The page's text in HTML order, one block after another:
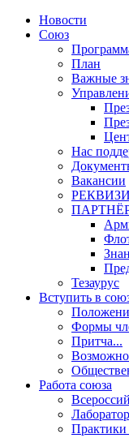
Новости
Союз
План
Важные
Нас
Вакансии
Тезаурус
Вступить в
Формы
Притча...
Работа союза
Практики